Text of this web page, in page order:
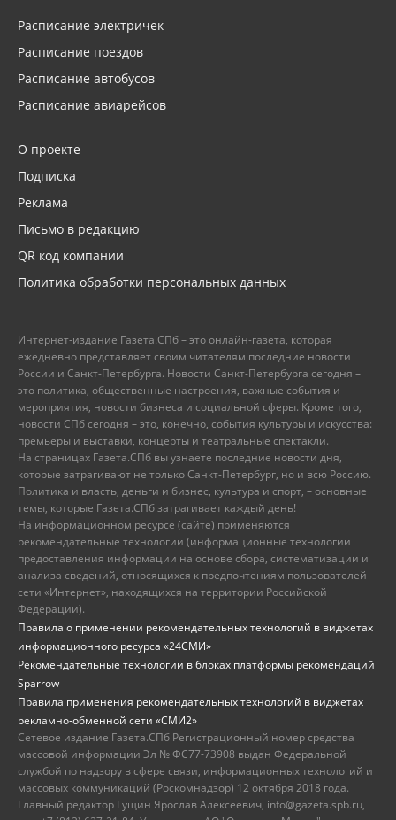
Расписание электричек
Расписание поездов
Расписание автобусов
Расписание авиарейсов
О проекте
Подписка
Реклама
Письмо в редакцию
QR код компании
Политика обработки персональных данных
Интернет-издание Газета.СПб – это онлайн-газета, которая
ежедневно представляет своим читателям последние новости
России и Санкт-Петербурга. Новости Санкт-Петербурга сегодня –
это политика, общественные настроения, важные события и
мероприятия, новости бизнеса и социальной сферы. Кроме того,
новости СПб сегодня – это, конечно, события культуры и искусства:
премьеры и выставки, концерты и театральные спектакли.
На страницах Газета.СПб вы узнаете последние новости дня,
которые затрагивают не только Санкт-Петербург, но и всю Россию.
Политика и власть, деньги и бизнес, культура и спорт, – основные
темы, которые Газета.СПб затрагивает каждый день!
На информационном ресурсе (сайте) применяются
рекомендательные технологии (информационные технологии
предоставления информации на основе сбора, систематизации и
анализа сведений, относящихся к предпочтениям пользователей
сети «Интернет», находящихся на территории Российской
Федерации).
Правила о применении рекомендательных технологий в виджетах
информационного ресурса «24СМИ»
Рекомендательные технологии в блоках платформы рекомендаций
Sparrow
Правила применения рекомендательных технологий в виджетах
рекламно-обменной сети «СМИ2»
Сетевое издание Газета.СПб Регистрационный номер средства
массовой информации Эл № ФС77-73908 выдан Федеральной
службой по надзору в сфере связи, информационных технологий и
массовых коммуникаций (Роскомнадзор) 12 октября 2018 года.
Главный редактор Гущин Ярослав Алексеевич, info@gazeta.spb.ru,